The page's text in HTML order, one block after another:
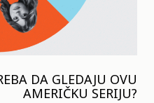
DA GLEDAJU OVU
AMERIČKU SERIJU?